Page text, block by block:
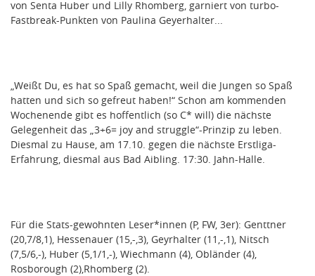
von Senta Huber und Lilly Rhomberg, garniert von turbo-
Fastbreak-Punkten von Paulina Geyerhalter...
„Weißt Du, es hat so Spaß gemacht, weil die Jungen so Spaß
hatten und sich so gefreut haben!“ Schon am kommenden
Wochenende gibt es hoffentlich (so C* will) die nächste
Gelegenheit das „3+6= joy and struggle“-Prinzip zu leben.
Diesmal zu Hause, am 17.10. gegen die nächste Erstliga-
Erfahrung, diesmal aus Bad Aibling. 17:30. Jahn-Halle.
Für die Stats-gewohnten Leser*innen (P, FW, 3er): Genttner
(20,7/8,1), Hessenauer (15,-,3), Geyrhalter (11,-,1), Nitsch
(7,5/6,-), Huber (5,1/1,-), Wiechmann (4), Obländer (4),
Rosborough (2),Rhomberg (2).